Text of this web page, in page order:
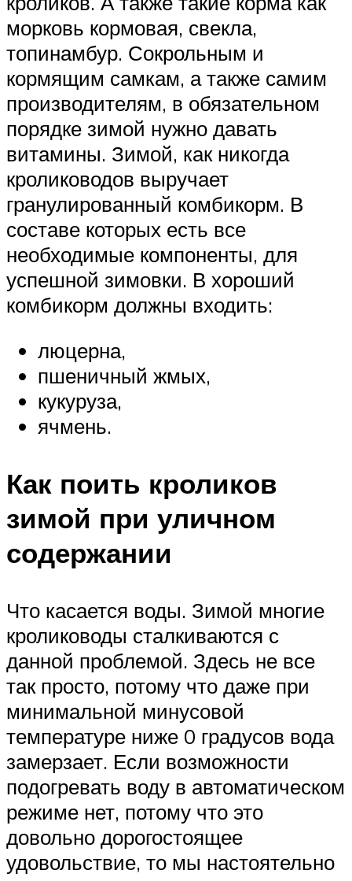
морковь кормовая, свекла,
топинамбур. Сокрольным и
кормящим самкам, а также самим
производителям, в обязательном
порядке зимой нужно давать
витамины. Зимой, как никогда
кролиководов выручает
гранулированный комбикорм. В
составе которых есть все
необходимые компоненты, для
успешной зимовки. В хороший
комбикорм должны входить:
люцерна,
пшеничный жмых,
кукуруза,
ячмень.
Как поить кроликов
зимой при уличном
содержании
Что касается воды. Зимой многие
кролиководы сталкиваются с
данной проблемой. Здесь не все
так просто, потому что даже при
минимальной минусовой
температуре ниже 0 градусов вода
замерзает. Если возможности
подогревать воду в автоматическом
режиме нет, потому что это
довольно дорогостоящее
удовольствие, то мы настоятельно